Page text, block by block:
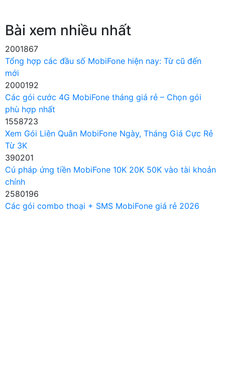
Bài xem nhiều nhất
2001867
Tổng hợp các đầu số MobiFone hiện nay: Từ cũ đến
mới
2000192
Các gói cước 4G MobiFone tháng giá rẻ – Chọn gói
phù hợp nhất
1558723
Xem Gói Liên Quân MobiFone Ngày, Tháng Giá Cực Rẻ
Từ 3K
390201
Cú pháp ứng tiền MobiFone 10K 20K 50K vào tài khoản
chính
2580196
Các gói combo thoại + SMS MobiFone giá rẻ 2026